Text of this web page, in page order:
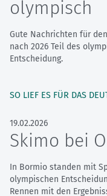
olympisch
Gute Nachrichten für
nach 2026 Teil des
Entscheidung.
SO LIEF ES FÜR DAS
19.02.2026
Skimo bei
In Bormio standen mit
olympischen
Rennen mit den